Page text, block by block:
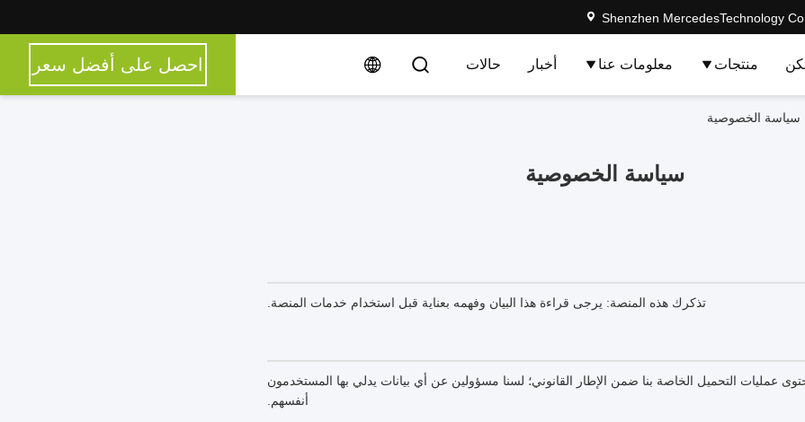
Shenzhen MercedesTechnology
منتجات معلومات عنا أخبار حالات احصل على أفضل سعر
سياسة الخصوصية
تذكرك هذه المنصة: يرجى قراءة هذا البيان وفهمه بعناية قبل استخدام خدمات المنصة.
عمليات التحميل الخاصة بنا ضمن الإطار القانوني؛ لسنا مسؤولين عن أي بيانات يدلي بها المستخدمون
أنفسهم.